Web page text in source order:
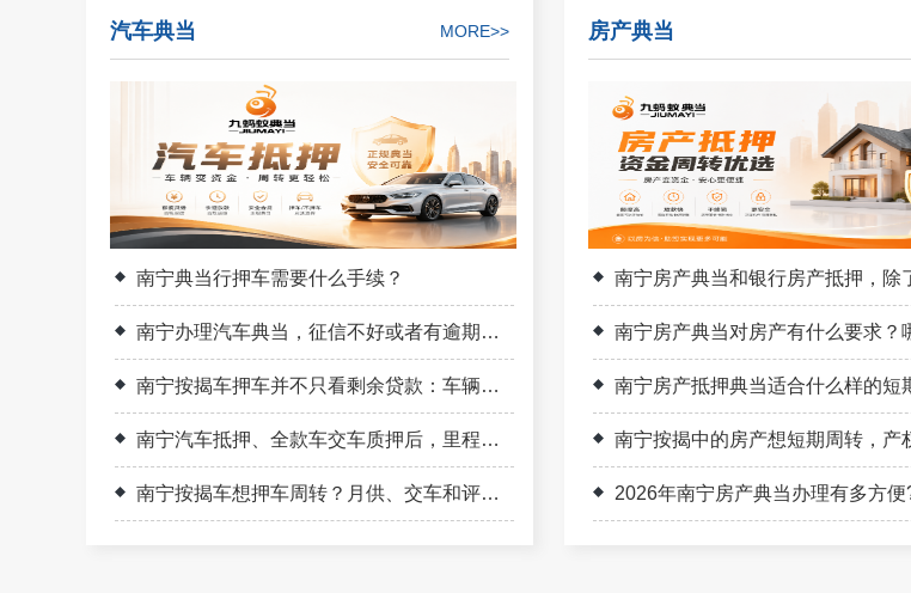
汽车典当 MORE>>
南宁典当行押车需要什么手续？
南宁办理汽车典当，征信不好或者有逾期能办吗？
南宁按揭车押车并不只看剩余贷款：车辆价值、交付条件和周转期限怎样一起判断
南宁汽车抵押、全款车交车质押后，里程、钥匙和随车物品怎样留记录
南宁按揭车想押车周转？月供、交车和评估条件要先核对
房产典当
南宁房产典当和银行房产抵押，除了放款速度，还有哪些
南宁房产典当对房产有什么要求？哪些房子不
南宁房产抵押典当适合什么样的短期周转？先从期限、产权和登
南宁按揭中的房产想短期周转，产权、贷款余额和登记条
2026年南宁房产典当办理有多方便?短期周转全